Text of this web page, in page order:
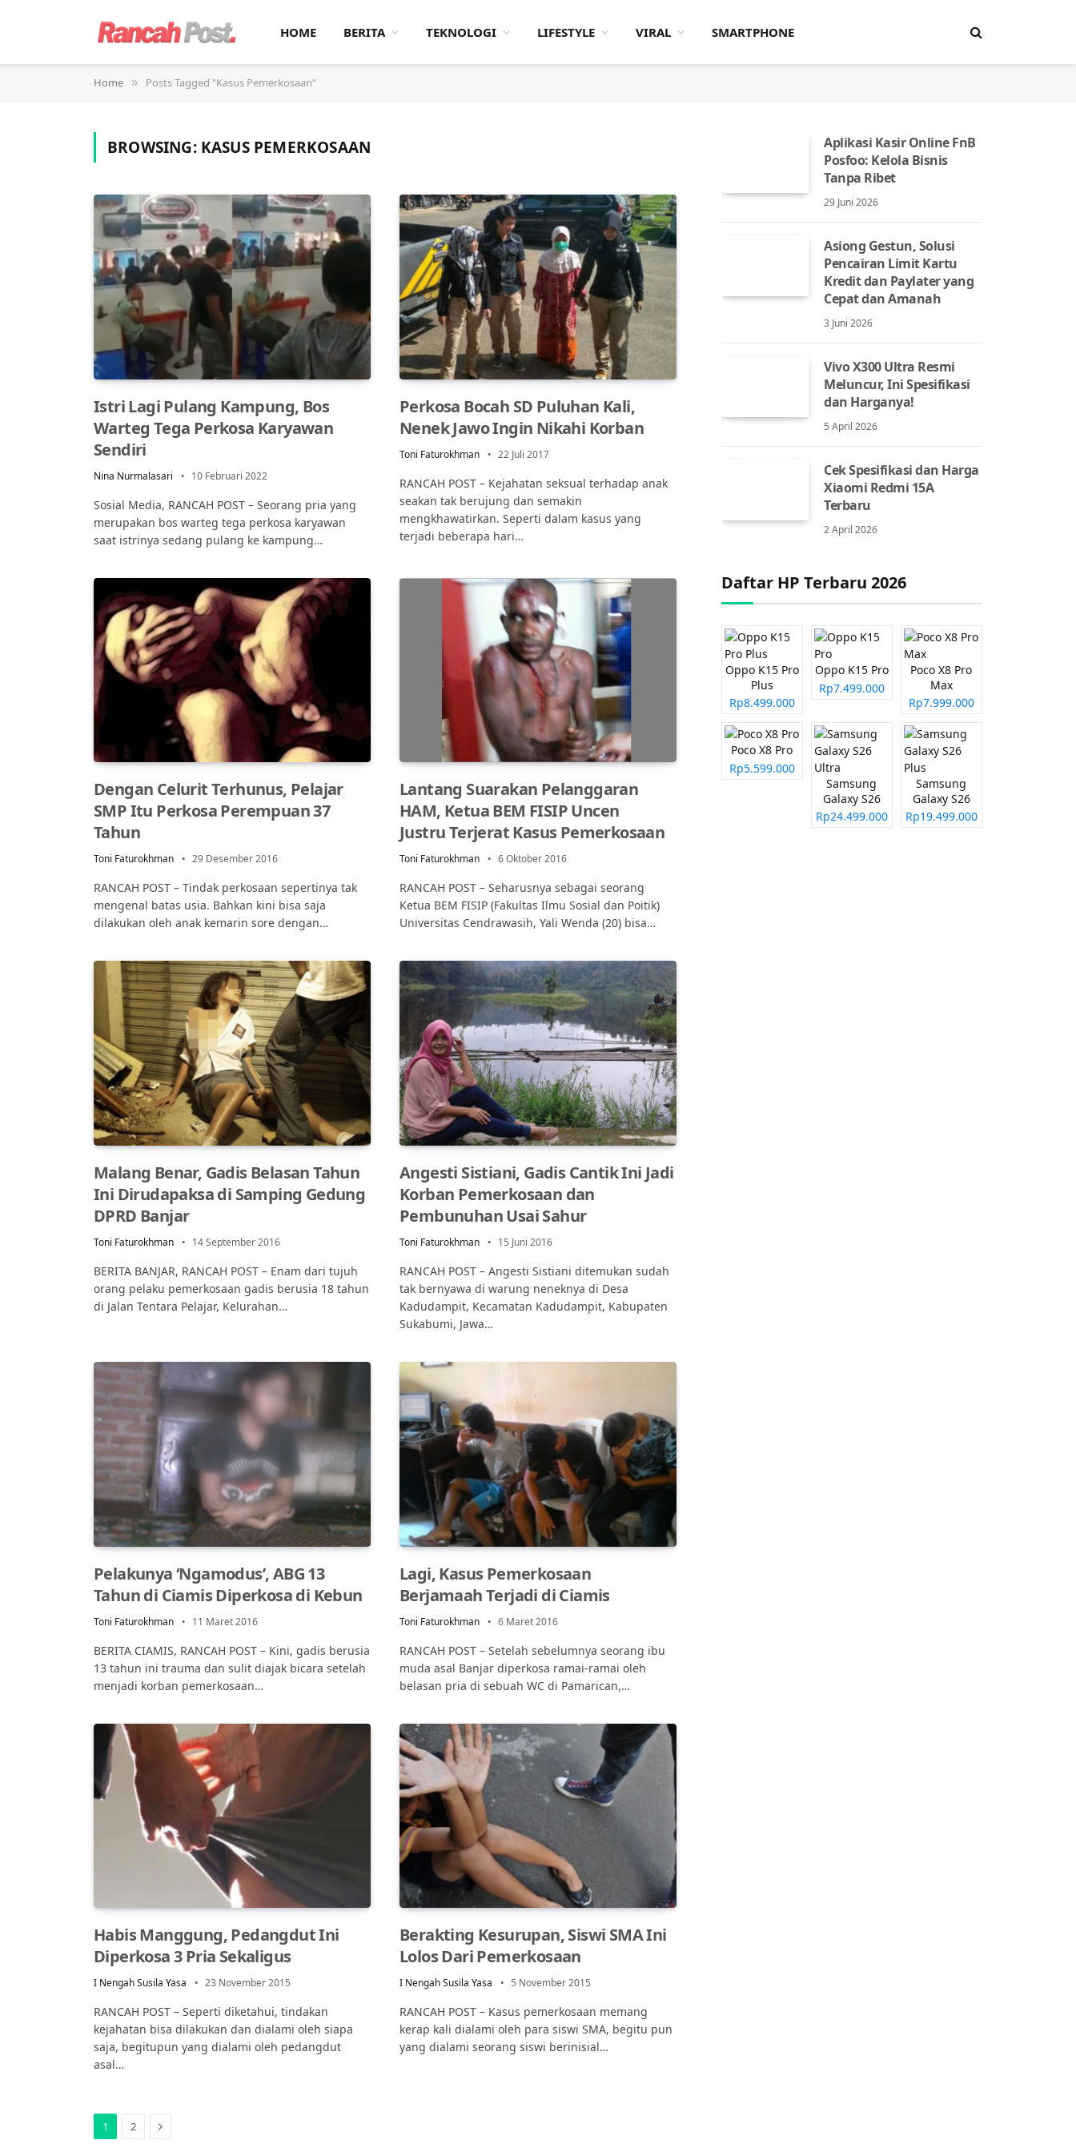
HOME BERITA TEKNOLOGI LIFESTYLE VIRAL SMARTPHONE
Home » Posts Tagged "Kasus Pemerkosaan"
BROWSING: KASUS PEMERKOSAAN
Istri Lagi Pulang Kampung, Bos
Warteg Tega Perkosa Karyawan
Sendiri
Nina Nurmalasari 10 Februari 2022
Sosial Media, RANCAH POST – Seorang pria yang
merupakan bos warteg tega perkosa karyawan
saat istrinya sedang pulang ke kampung…
Perkosa Bocah SD Puluhan Kali,
Nenek Jawo Ingin Nikahi Korban
Toni Faturokhman 22 Juli 2017
RANCAH POST – Kejahatan seksual terhadap anak
seakan tak berujung dan semakin
mengkhawatirkan. Seperti dalam kasus yang
terjadi beberapa hari…
Dengan Celurit Terhunus, Pelajar
SMP Itu Perkosa Perempuan 37
Tahun
Toni Faturokhman 29 Desember 2016
RANCAH POST – Tindak perkosaan sepertinya tak
mengenal batas usia. Bahkan kini bisa saja
dilakukan oleh anak kemarin sore dengan…
Lantang Suarakan Pelanggaran
HAM, Ketua BEM FISIP Uncen
Justru Terjerat Kasus Pemerkosaan
Toni Faturokhman 6 Oktober 2016
RANCAH POST – Seharusnya sebagai seorang
Ketua BEM FISIP (Fakultas Ilmu Sosial dan Poitik)
Universitas Cendrawasih, Yali Wenda (20) bisa…
Malang Benar, Gadis Belasan Tahun
Ini Dirudapaksa di Samping Gedung
DPRD Banjar
Toni Faturokhman 14 September 2016
BERITA BANJAR, RANCAH POST – Enam dari tujuh
orang pelaku pemerkosaan gadis berusia 18 tahun
di Jalan Tentara Pelajar, Kelurahan…
Angesti Sistiani, Gadis Cantik Ini Jadi
Korban Pemerkosaan dan
Pembunuhan Usai Sahur
Toni Faturokhman 15 Juni 2016
RANCAH POST – Angesti Sistiani ditemukan sudah
tak bernyawa di warung neneknya di Desa
Kadudampit, Kecamatan Kadudampit, Kabupaten
Sukabumi, Jawa…
Pelakunya ‘Ngamodus’, ABG 13
Tahun di Ciamis Diperkosa di Kebun
Toni Faturokhman 11 Maret 2016
BERITA CIAMIS, RANCAH POST – Kini, gadis berusia
13 tahun ini trauma dan sulit diajak bicara setelah
menjadi korban pemerkosaan…
Lagi, Kasus Pemerkosaan
Berjamaah Terjadi di Ciamis
Toni Faturokhman 6 Maret 2016
RANCAH POST – Setelah sebelumnya seorang ibu
muda asal Banjar diperkosa ramai-ramai oleh
belasan pria di sebuah WC di Pamarican,…
Habis Manggung, Pedangdut Ini
Diperkosa 3 Pria Sekaligus
I Nengah Susila Yasa 23 November 2015
RANCAH POST – Seperti diketahui, tindakan
kejahatan bisa dilakukan dan dialami oleh siapa
saja, begitupun yang dialami oleh pedangdut
asal…
Berakting Kesurupan, Siswi SMA Ini
Lolos Dari Pemerkosaan
I Nengah Susila Yasa 5 November 2015
RANCAH POST – Kasus pemerkosaan memang
kerap kali dialami oleh para siswi SMA, begitu pun
yang dialami seorang siswi berinisial…
1 2 Next
Aplikasi Kasir Online FnB
Posfoo: Kelola Bisnis
Tanpa Ribet
29 Juni 2026
Asiong Gestun, Solusi
Pencairan Limit Kartu
Kredit dan Paylater yang
Cepat dan Amanah
3 Juni 2026
Vivo X300 Ultra Resmi
Meluncur, Ini Spesifikasi
dan Harganya!
5 April 2026
Cek Spesifikasi dan Harga
Xiaomi Redmi 15A
Terbaru
2 April 2026
Daftar HP Terbaru 2026
Oppo K15 Pro
Plus
Rp8.499.000
Oppo K15 Pro
Rp7.499.000
Poco X8 Pro
Max
Rp7.999.000
Poco X8 Pro
Rp5.599.000
Samsung
Galaxy S26
Ultra
Rp24.499.000
Samsung
Galaxy S26
Plus
Rp19.499.000